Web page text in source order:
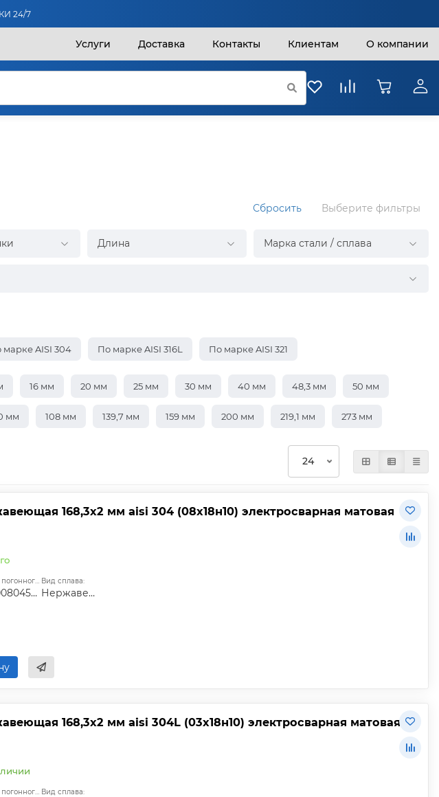
24/7
Услуги Доставка Контакты Клиентам О компании
Сбросить Выберите фильтры
Длина Марка стали / сплава
марке AISI 304 По марке AISI 316L По марке AISI 321
16 мм 20 мм 25 мм 30 мм 40 мм 48,3 мм 50 мм
мм 108 мм 139,7 мм 159 мм 200 мм 219,1 мм 273 мм
168,3х2 мм aisi 304 (08х18н10) электросварная матовая
Вес погонного метра, т.:
0.008045594
Вид сплава:
Нержавеющая сталь
168,3х2 мм aisi 304L (03х18н10) электросварная матовая
Вес погонного метра, т.: Вид сплава: